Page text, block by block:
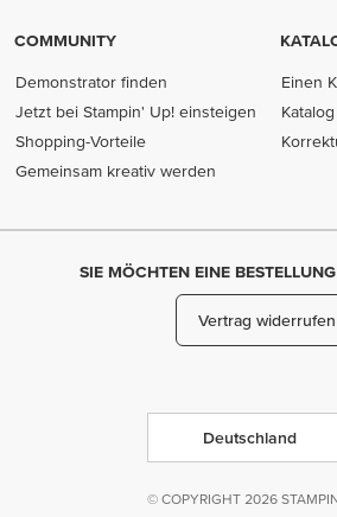
COMMUNITY
Demonstrator finden
Jetzt bei Stampin' Up! einsteigen
Shopping-Vorteile
Gemeinsam kreativ werden
Einen
SIE MÖCHTEN EINE
Vertrag widerrufen
Deutschland
© COPYRIGHT 2026